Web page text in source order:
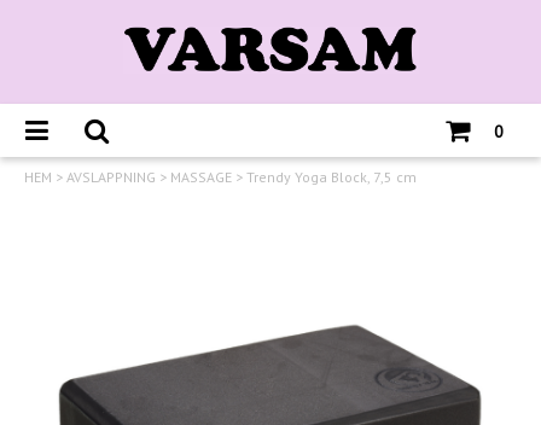
0
HEM > AVSLAPPNING > MASSAGE > Trendy Yoga Block, 7,5 cm